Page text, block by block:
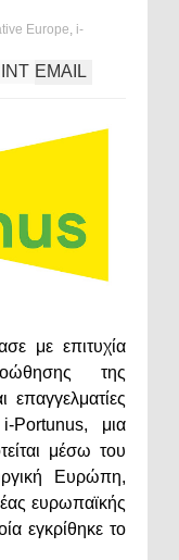
Europe, i-
EMAIL
με επιτυχία
της
επαγγελματίες
Portunus, μια
μέσω του
Ευρώπη,
ευρωπαϊκής
εγκρίθηκε το